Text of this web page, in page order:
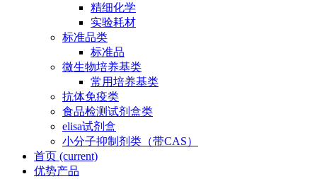
精细化学
实验耗材
标准品类
标准品
微生物培养基类
常用培养基类
抗体免疫类
食品检测试剂盒类
elisa试剂盒
小分子抑制剂类（带CAS）
首页 (current)
优势产品